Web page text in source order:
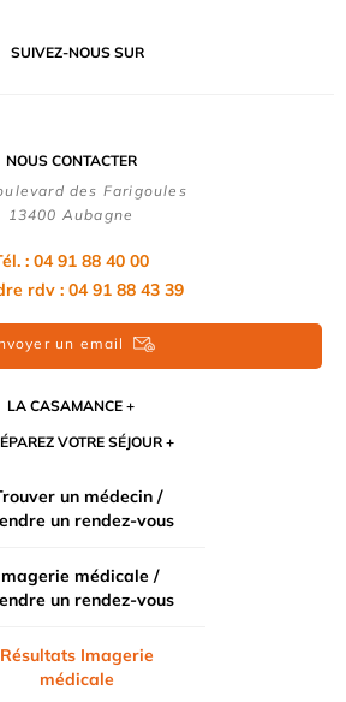
SUIVEZ-NOUS SUR
NOUS CONTACTER
des Farigoules
13400 Aubagne
: 04 91 88 40 00
rdv : 04 91 88 43 39
un email
LA CASAMANCE
VOTRE SÉJOUR
un médecin /
un rendez-vous
médicale /
un rendez-vous
Résultats Imagerie
médicale